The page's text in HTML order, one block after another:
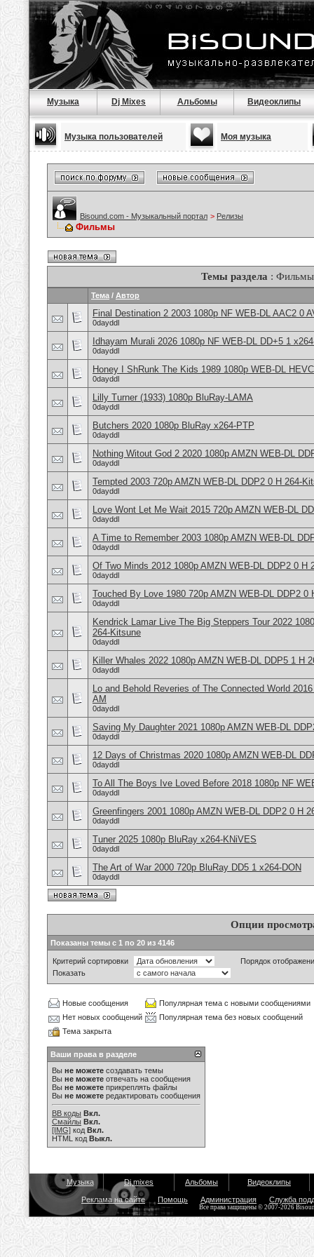
Музыка Dj Mixes Альбомы Видеоклипы
Музыка пользователей Моя музыка
Bisound.com - Музыкальный портал > Релизы
Фильмы
Темы раздела : Фильмы
Тема / Автор
Final Destination 2 2003 1080p NF WEB-DL AAC2 0
0dayddl
Idhayam Murali 2026 1080p NF WEB-DL DD+5 1
0dayddl
Honey I ShRunk The Kids 1989 1080p WEB-DL
0dayddl
Lilly Turner (1933) 1080p BluRay-LAMA
0dayddl
Butchers 2020 1080p BluRay x264-PTP
0dayddl
Nothing Witout God 2 2020 1080p AMZN WEB-DL
0dayddl
Tempted 2003 720p AMZN WEB-DL DDP2 0 H 264-
0dayddl
Love Wont Let Me Wait 2015 720p AMZN WEB-DL
0dayddl
A Time to Remember 2003 1080p AMZN WEB-DL
0dayddl
Of Two Minds 2012 1080p AMZN WEB-DL DDP2 0 H
0dayddl
Touched By Love 1980 720p AMZN WEB-DL DDP2 0
0dayddl
Kendrick Lamar Live The Big Steppers Tour 2022
264-Kitsune
0dayddl
Killer Whales 2022 1080p AMZN WEB-DL DDP5 1 H
0dayddl
Lo and Behold Reveries of The Connected World
AM
0dayddl
Saving My Daughter 2021 1080p AMZN WEB-DL
0dayddl
12 Days of Christmas 2020 1080p AMZN WEB-DL
0dayddl
To All The Boys Ive Loved Before 2018 1080p NF
0dayddl
Greenfingers 2001 1080p AMZN WEB-DL DDP2 0 H
0dayddl
Tuner 2025 1080p BluRay x264-KNiVES
0dayddl
The Art of War 2000 720p BluRay DD5 1 x264-DON
0dayddl
Опции
Показаны темы с 1 по 20 из 4146
Критерий сортировки
Порядок
Показать
Новые сообщения
Популярная тема с новыми сообщениями
Нет новых сообщений
Популярная тема без новых сообщений
Тема закрыта
Ваши права в разделе
Вы не можете создавать темы
Вы не можете отвечать на сообщения
Вы не можете прикреплять файлы
Вы не можете редактировать сообщения
BB коды Вкл.
Смайлы Вкл.
[IMG] код Вкл.
HTML код Выкл.
Музыка Dj mixes Альбомы Видеоклипы
Реклама на сайте Помощь Администрация Служба
Все права защищены © 2007-2026